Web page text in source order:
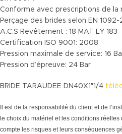
Conforme avec prescriptions de la
Perçage des brides selon EN 1092-
A.C.S Revêtement : 18 MAT LY 183
Certification ISO 9001: 2008
Pression maximale de service: 16
Pression d’épreuve: 24 Bar
BRIDE TARAUDEE DN40X1″1/4
Il est de la responsabilité du client et de
le choix du matériel et les conditions réelles
compte les risques et leurs conséquences